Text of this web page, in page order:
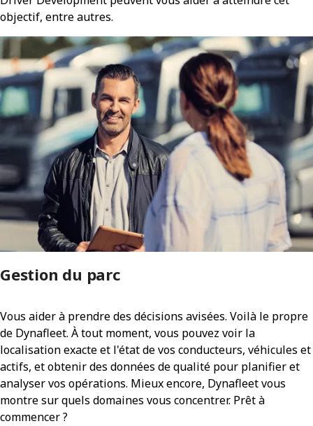
objectif, entre autres.
Gestion du parc
Vous aider à prendre des décisions avisées. Voilà le propre
de Dynafleet. À tout moment, vous pouvez voir la
localisation exacte et l'état de vos conducteurs, véhicules et
actifs, et obtenir des données de qualité pour planifier et
analyser vos opérations. Mieux encore, Dynafleet vous
montre sur quels domaines vous concentrer. Prêt à
commencer ?